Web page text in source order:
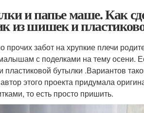
и папье маше. Как
из шишек и
забот на хрупкие плечи
с поделками на тему осени.
бутылки .Вариантов
этого проекта придумала
то есть просто пришить.